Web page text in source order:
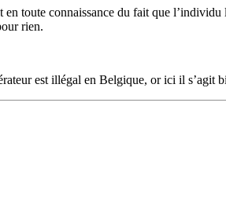
en toute connaissance du fait que
rien.
est illégal en Belgique, or ici il s’agit